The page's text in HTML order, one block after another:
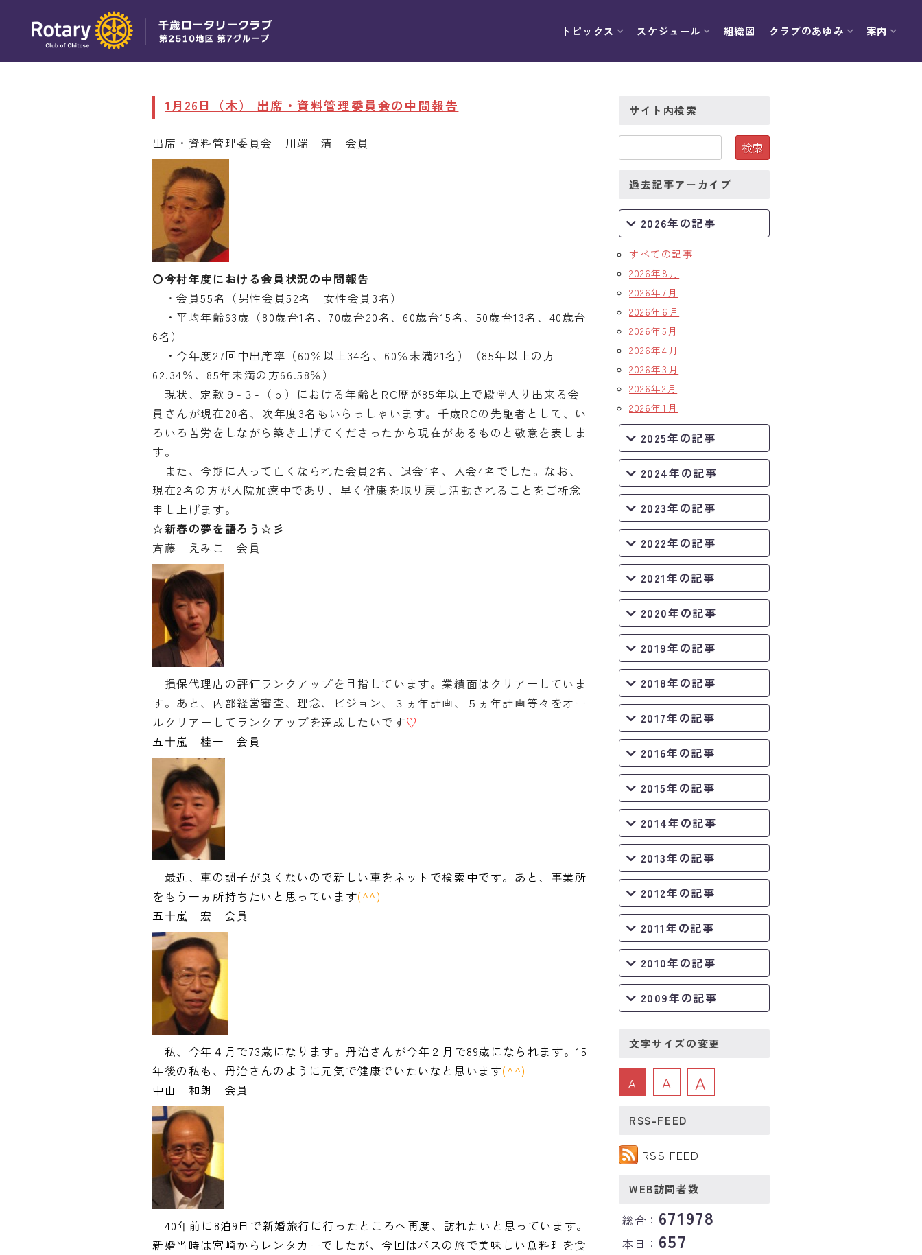
トピックス スケジュール 組織図 クラブのあゆみ 案内
1月26日（木） 出席・資料管理委員会の中間報告
出席・資料管理委員会 川端 清 会員
〇今村年度における会員状況の中間報告
・会員55名（男性会員52名 女性会員3名）
・平均年齢63歳（80歳台1名、70歳台20名、60歳台15名、50歳台13名、40歳台
6名）
・今年度27回中出席率（60％以上34名、60％未満21名）（85年以上の方
62.34％、85年未満の方66.58％）
現状、定款９-３-（ｂ）における年齢とRC歴が85年以上で殿堂入り出来る会
員さんが現在20名、次年度3名もいらっしゃいます。千歳RCの先駆者として、い
ろいろ苦労をしながら築き上げてくださったから現在があるものと敬意を表しま
す。
また、今期に入って亡くなられた会員2名、退会1名、入会4名でした。なお、
現在2名の方が入院加療中であり、早く健康を取り戻し活動されることをご祈念
申し上げます。
☆新春の夢を語ろう☆彡
斉藤 えみこ 会員
損保代理店の評価ランクアップを目指しています。業績面はクリアーしていま
す。あと、内部経営審査、理念、ビジョン、３ヵ年計画、５ヵ年計画等々をオー
ルクリアーしてランクアップを達成したいです♡
五十嵐 桂一 会員
最近、車の調子が良くないので新しい車をネットで検索中です。あと、事業所
をもう一ヵ所持ちたいと思っています(^^)
五十嵐 宏 会員
私、今年４月で73歳になります。丹治さんが今年２月で89歳になられます。15
年後の私も、丹治さんのように元気で健康でいたいなと思います(^^)
中山 和朗 会員
40年前に8泊9日で新婚旅行に行ったところへ再度、訪れたいと思っています。
新婚当時は宮崎からレンタカーでしたが、今回はバスの旅で美味しい魚料理を食
サイト内検索
過去記事アーカイブ
2026年の記事
すべての記事
2026年8月
2026年7月
2026年6月
2026年5月
2026年4月
2026年3月
2026年2月
2026年1月
2025年の記事
2024年の記事
2023年の記事
2022年の記事
2021年の記事
2020年の記事
2019年の記事
2018年の記事
2017年の記事
2016年の記事
2015年の記事
2014年の記事
2013年の記事
2012年の記事
2011年の記事
2010年の記事
2009年の記事
文字サイズの変更
A A A
RSS-FEED
RSS FEED
WEB訪問者数
総合： 671978
本日： 657